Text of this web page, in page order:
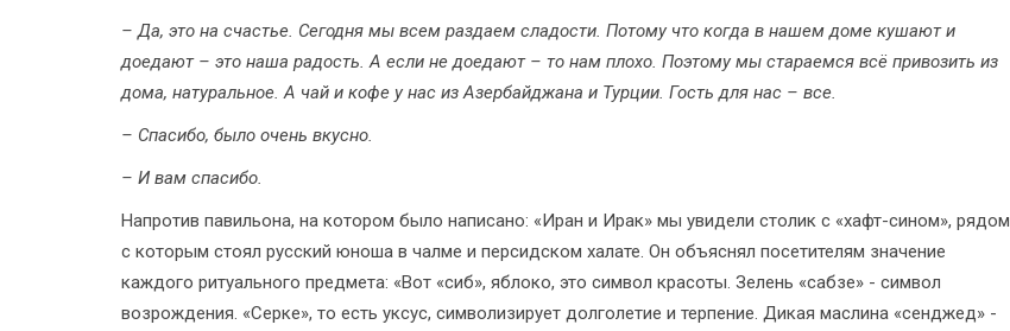
– Да, это на счастье. Сегодня мы всем раздаем сладости. Потому что когда в нашем доме кушают и
доедают – это наша радость. А если не доедают – то нам плохо. Поэтому мы стараемся всё привозить из
дома, натуральное. А чай и кофе у нас из Азербайджана и Турции. Гость для нас – все.
– Спасибо, было очень вкусно.
– И вам спасибо.
Напротив павильона, на котором было написано: «Иран и Ирак» мы увидели столик с «хафт-сином», рядом
с которым стоял русский юноша в чалме и персидском халате. Он объяснял посетителям значение
каждого ритуального предмета: «Вот «сиб», яблоко, это символ красоты. Зелень «сабзе» - символ
возрождения. «Серке», то есть уксус, символизирует долголетие и терпение. Дикая маслина «сенджед» -